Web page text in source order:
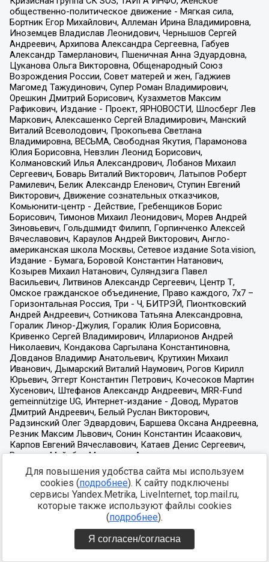
Для повышения удобства сайта мы используем
cookies (подробнее). К сайту подключены
сервисы Yandex.Metrika, LiveInternet, top.mail.ru,
которые также используют файлы cookies
(подробнее).
Я согласен/согласна